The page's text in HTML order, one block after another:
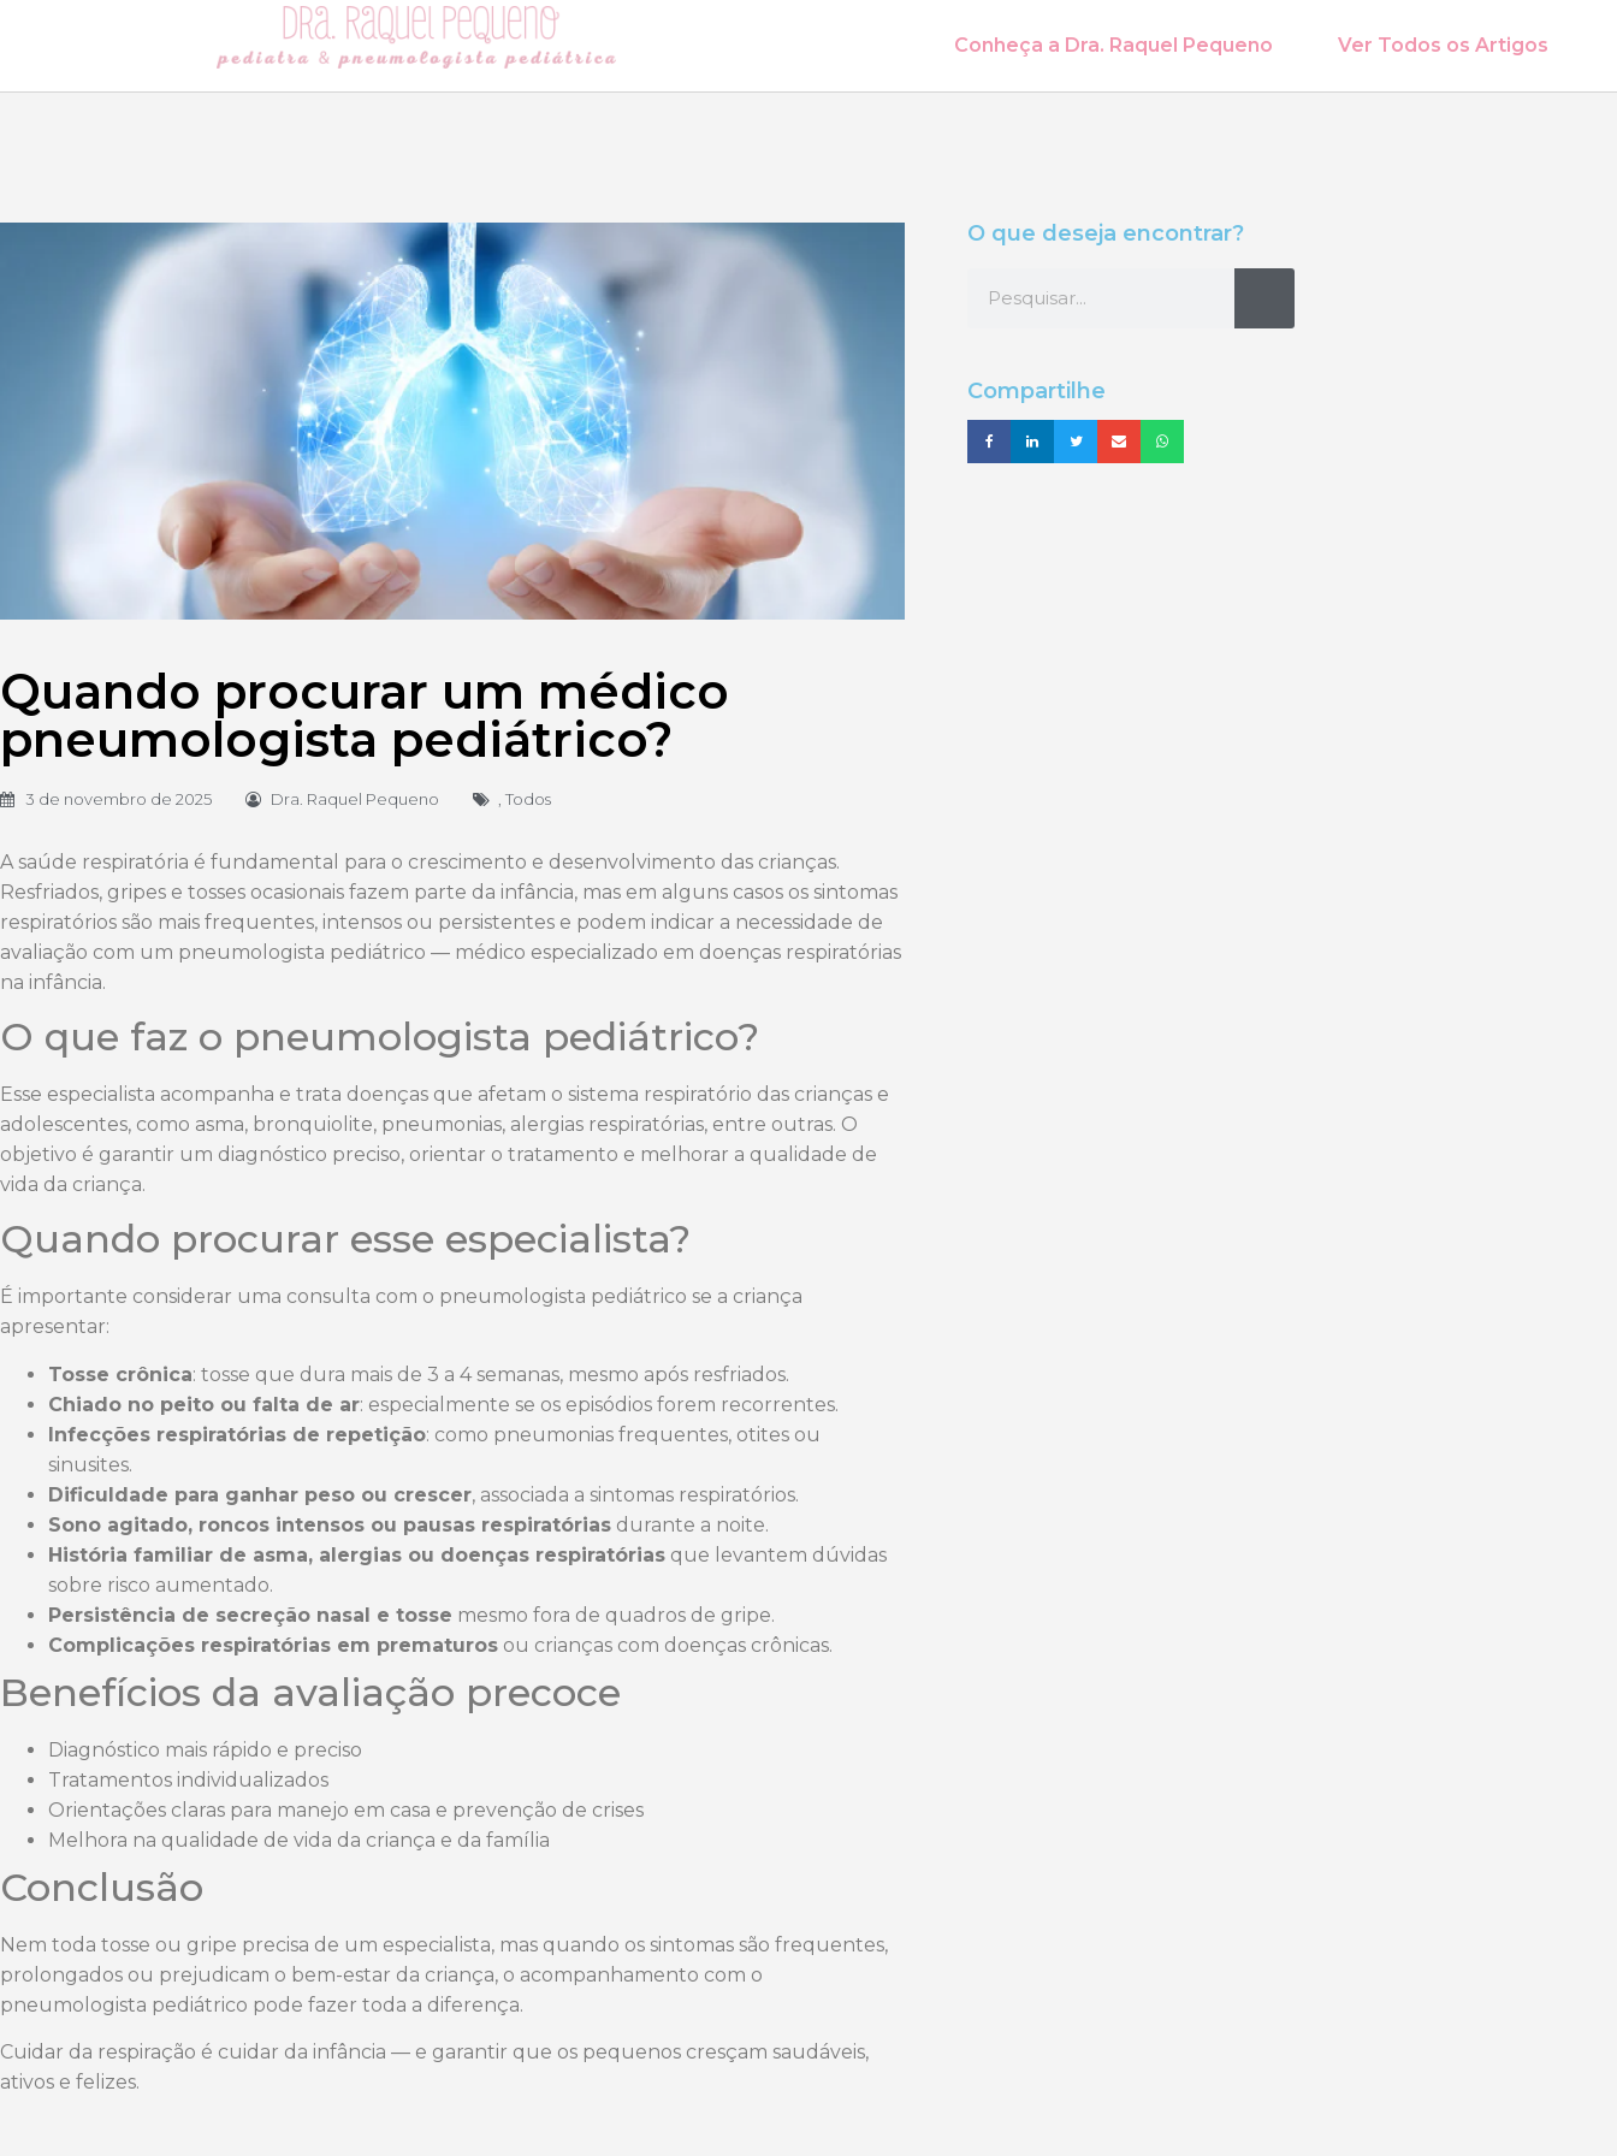
Conheça a Dra. Raquel Pequeno Ver Todos os Artigos
Quando procurar um médico
pneumologista pediátrico?
3 de novembro de 2025 Dra. Raquel Pequeno Todos
A saúde respiratória é fundamental para o crescimento e desenvolvimento das crianças.
Resfriados, gripes e tosses ocasionais fazem parte da infância, mas em alguns casos os sintomas
respiratórios são mais frequentes, intensos ou persistentes e podem indicar a necessidade de
avaliação com um pneumologista pediátrico — médico especializado em doenças respiratórias
na infância.
O que faz o pneumologista pediátrico?
Esse especialista acompanha e trata doenças que afetam o sistema respiratório das crianças e
adolescentes, como asma, bronquiolite, pneumonias, alergias respiratórias, entre outras. O
objetivo é garantir um diagnóstico preciso, orientar o tratamento e melhorar a qualidade de
vida da criança.
Quando procurar esse especialista?
É importante considerar uma consulta com o pneumologista pediátrico se a criança
apresentar:
Tosse crônica: tosse que dura mais de 3 a 4 semanas, mesmo após resfriados.
Chiado no peito ou falta de ar: especialmente se os episódios forem recorrentes.
Infecções respiratórias de repetição: como pneumonias frequentes, otites ou
sinusites.
Dificuldade para ganhar peso ou crescer, associada a sintomas respiratórios.
Sono agitado, roncos intensos ou pausas respiratórias durante a noite.
História familiar de asma, alergias ou doenças respiratórias que levantem dúvidas
sobre risco aumentado.
Persistência de secreção nasal e tosse mesmo fora de quadros de gripe.
Complicações respiratórias em prematuros ou crianças com doenças crônicas.
Benefícios da avaliação precoce
Diagnóstico mais rápido e preciso
Tratamentos individualizados
Orientações claras para manejo em casa e prevenção de crises
Melhora na qualidade de vida da criança e da família
Conclusão
Nem toda tosse ou gripe precisa de um especialista, mas quando os sintomas são frequentes,
prolongados ou prejudicam o bem-estar da criança, o acompanhamento com o
pneumologista pediátrico pode fazer toda a diferença.
Cuidar da respiração é cuidar da infância — e garantir que os pequenos cresçam saudáveis,
ativos e felizes.
O que deseja encontrar?
Compartilhe